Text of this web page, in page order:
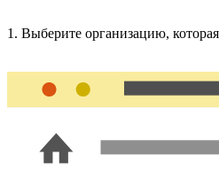
1. Выберите организацию,